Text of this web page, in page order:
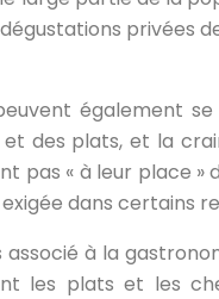
privées
également
et des plats, et la
pas « à leur place
dans certains
associé à la
les plats et les